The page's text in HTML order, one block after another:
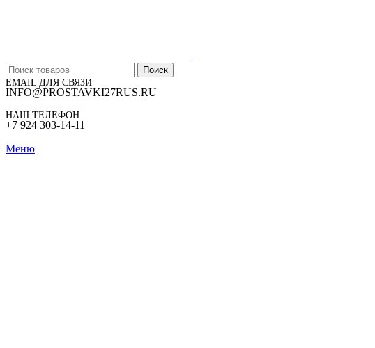
Поиск
EMAIL ДЛЯ СВЯЗИ
INFO@PROSTAVKI27RUS.RU
НАШ ТЕЛЕФОН
+7 924 303-14-11
Меню